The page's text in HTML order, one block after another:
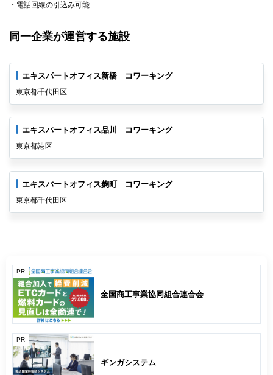
・電話回線の引込み可能
同一企業が運営する施設
エキスパートオフィス新橋 コワーキング
東京都千代田区
エキスパートオフィス品川 コワーキング
東京都港区
エキスパートオフィス麹町 コワーキング
東京都千代田区
PR
全国商工事業協同組合連合会
PR
ギンガシステム